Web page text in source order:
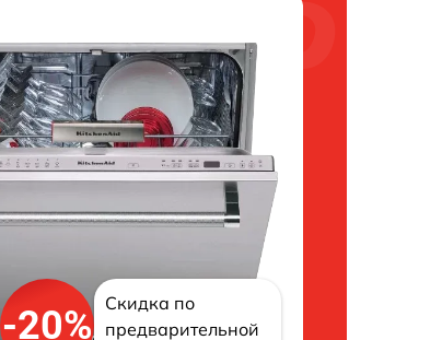
-20%
Скидка по
предварительной